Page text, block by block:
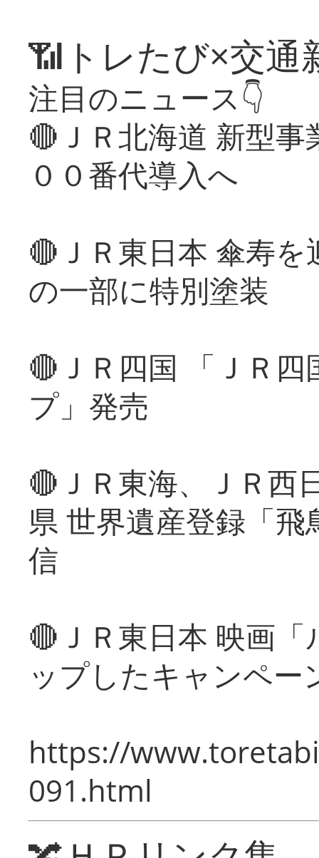
📶トレたび×交通
注目のニュース👇
🔴ＪＲ北海道 新型
００番代導入へ
🔴ＪＲ東日本 傘寿
の一部に特別塗装
🔴ＪＲ四国 「ＪＲ
プ」発売
🔴ＪＲ東海、ＪＲ西
県 世界遺産登録「
信
🔴ＪＲ東日本 映画
ップしたキャンペー
https://
091.html